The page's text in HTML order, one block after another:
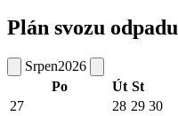
Plán svozu odpadu
Srpen2026
Po
Út St
27
28 29 30